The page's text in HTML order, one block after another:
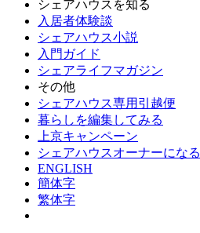
シェアハウスを知る
入居者体験談
シェアハウス小説
入門ガイド
シェアライフマガジン
その他
シェアハウス専用引越便
暮らしを編集してみる
上京キャンペーン
シェアハウスオーナーになる
ENGLISH
簡体字
繁体字